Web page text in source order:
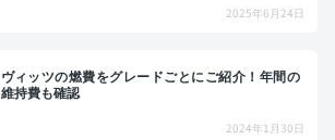
2025年6月24日
ヴィッツの燃費をグレードごとにご紹介！年間の
維持費も確認
2024年1月30日